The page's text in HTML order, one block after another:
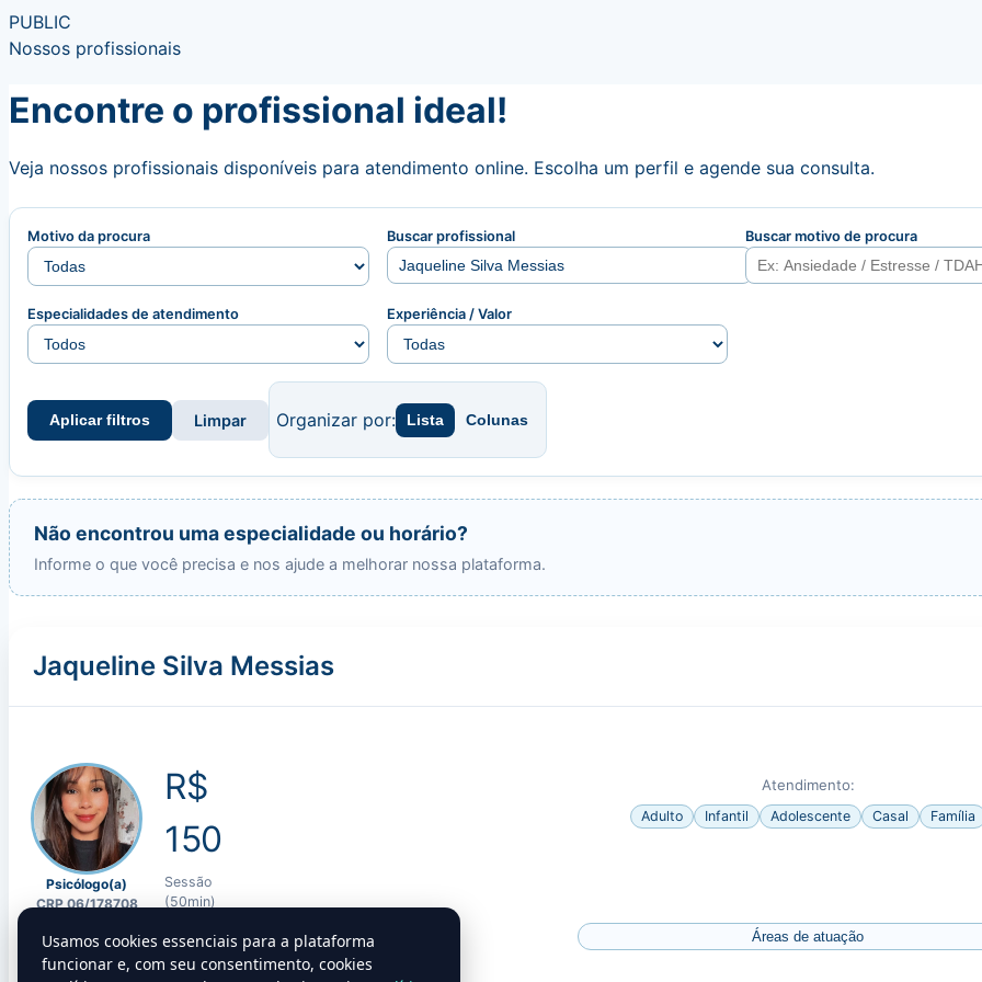
PUBLIC
Nossos profissionais
Usamos cookies essenciais para a plataforma
funcionar e, com seu consentimento, cookies
Encontre o profissional ideal!
Veja nossos profissionais disponíveis para atendimento online. Escolha um perfil e agende sua consulta.
Motivo da procura Buscar profissional Buscar motivo de procura
Especialidades de atendimento Experiência / Valor
Aplicar filtros Limpar Organizar por: Lista Colunas
Não encontrou uma especialidade ou horário?
Informe o que você precisa e nos ajude a melhorar nossa plataforma.
Jaqueline Silva Messias
Psicólogo(a)
CRP 06/178708
Atende hoje
R$
150
Sessão
(50min)
Quero agendar!
Atendimento:
Adulto Infantil Adolescente Casal Família
Áreas de atuação